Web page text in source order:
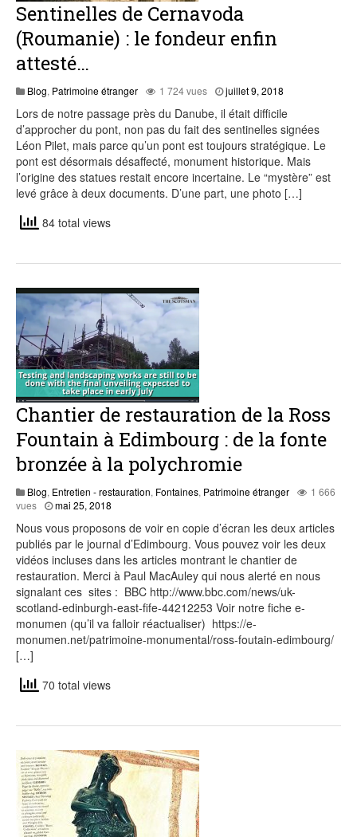
Sentinelles de Cernavoda
(Roumanie) : le fondeur enfin
attesté…
Blog, Patrimoine étranger 1 724 vues juillet 9, 2018
2018
Lors de notre passage près du Danube, il était difficile
d’approcher du pont, non pas du fait des sentinelles signées
Léon Pilet, mais parce qu’un pont est toujours stratégique. Le
pont est désormais désaffecté, monument historique. Mais
l’origine des statues restait encore incertaine. Le “mystère” est
levé grâce à deux documents. D’une part, une photo […]
84 total views
Chantier de restauration de la Ross
Fountain à Edimbourg : de la fonte
bronzée à la polychromie
Blog, Entretien - restauration, Fontaines, Patrimoine étranger
1 666
vues
mai 25, 2018
Nous vous proposons de voir en copie d’écran les deux articles
publiés par le journal d’Edimbourg. Vous pouvez voir les deux
vidéos incluses dans les articles montrant le chantier de
restauration. Merci à Paul MacAuley qui nous alerté en nous
signalant ces sites : BBC http://www.bbc.com/news/uk-
scotland-edinburgh-east-fife-44212253 Voir notre fiche e-
monumen (qu’il va falloir réactualiser) https://e-
monumen.net/patrimoine-monumental/ross-foutain-edimbourg/
[…]
70 total views